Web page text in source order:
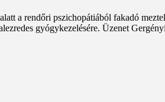
a rendőri pszichopátiából fakadó
gyógykezelésére. Üzenet